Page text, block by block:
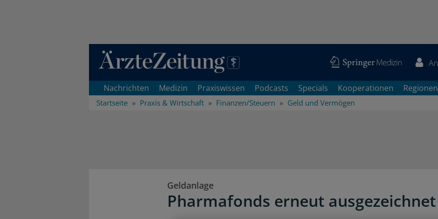
Direkt zum Inhaltsbereich
Nachrichten Medizin Praxiswissen Podcasts Specials Kooperationen Regionen
Startseite Praxis & Wirtschaft Finanzen/Steuern Geld und Vermögen
Geldanlage
Pharmafonds erneut ausgezeichnet